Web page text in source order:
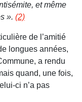
et même
». (2)
de l’amitié
longues années,
a rendu
quand, une fois,
ci n’a pas